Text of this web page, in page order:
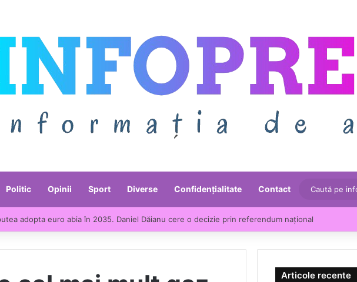
Politic Opinii Sport Diverse Confidențialitate Contact
liderii UE la scumpirile din industrie. Prețurile producției industriale au crescut cu 13,5% într-
Articole recente